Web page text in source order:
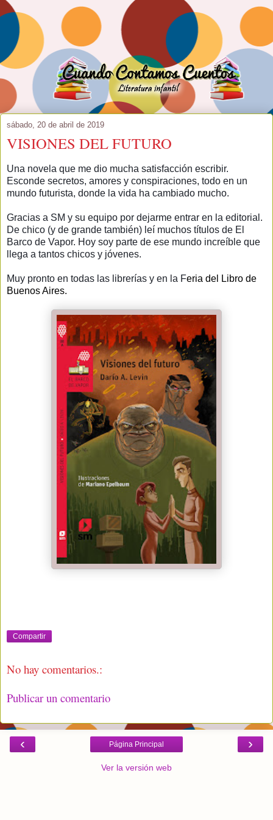
sábado, 20 de abril de 2019
VISIONES DEL FUTURO
Una novela que me dio mucha satisfacción escribir.
Esconde secretos, amores y conspiraciones, todo en un
mundo futurista, donde la vida ha cambiado mucho.
Gracias a SM y su equipo por dejarme entrar en la editorial.
De chico (y de grande también) leí muchos títulos de El
Barco de Vapor. Hoy soy parte de ese mundo increíble que
llega a tantos chicos y jóvenes.
Muy pronto en todas las librerías y en la Feria del Libro de
Buenos Aires.
Compartir
No hay comentarios.:
Publicar un comentario
‹ ›
Página Principal
Ver la versión web